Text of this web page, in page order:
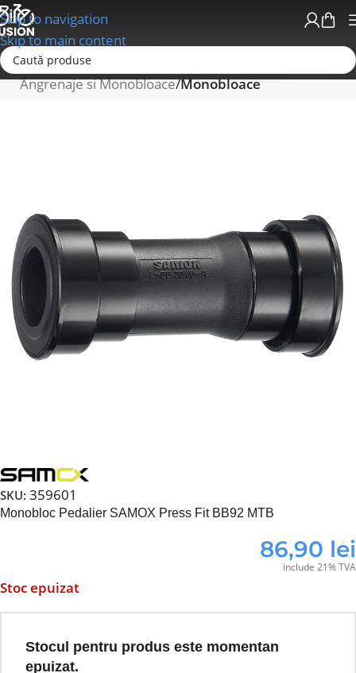
Skip to navigation
Skip to main content
Prima pagină
Angrenaje si Monobloace Monobloace
SKU: 359601
Monobloc Pedalier SAMOX Press Fit BB92 MTB
86,90 lei
include 21% TVA
Stoc epuizat
Stocul pentru produs este momentan
epuizat.